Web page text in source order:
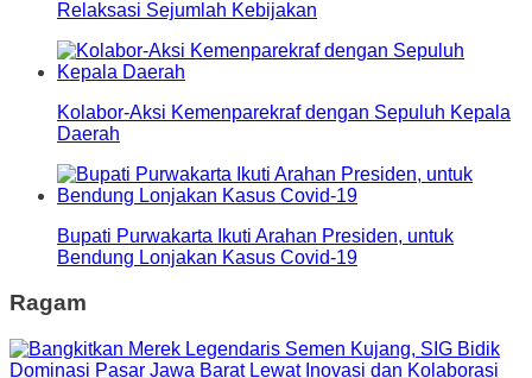
Relaksasi Sejumlah Kebijakan
Kolabor-Aksi Kemenparekraf dengan Sepuluh Kepala
Daerah
Bupati Purwakarta Ikuti Arahan Presiden, untuk
Bendung Lonjakan Kasus Covid-19
Ragam